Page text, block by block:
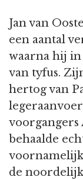
Jan van
een aantal
waarna hij in
van tyfus.
hertog van
voorgangers
behaalde
de